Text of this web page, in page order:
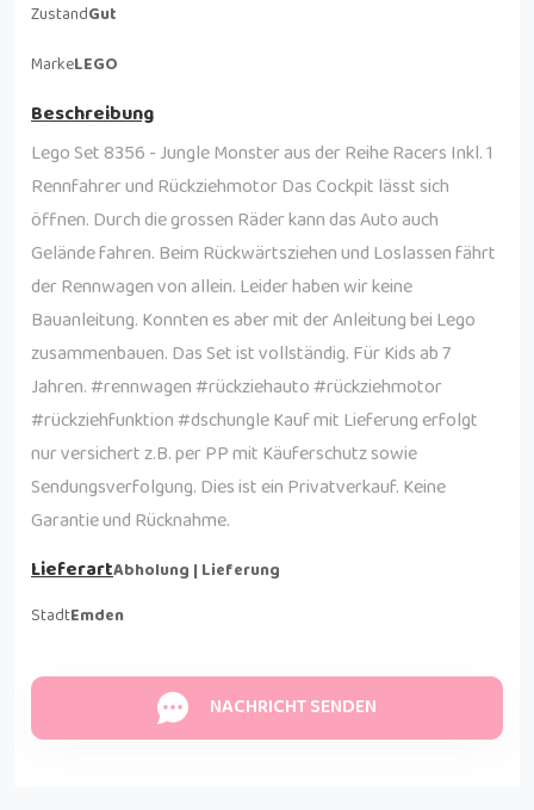
ZustandGut
MarkeLEGO
Beschreibung
Lego Set 8356 - Jungle Monster aus der Reihe Racers Inkl. 1
Rennfahrer und Rückziehmotor Das Cockpit lässt sich
öffnen. Durch die grossen Räder kann das Auto auch
Gelände fahren. Beim Rückwärtsziehen und Loslassen fährt
der Rennwagen von allein. Leider haben wir keine
Bauanleitung. Konnten es aber mit der Anleitung bei Lego
zusammenbauen. Das Set ist vollständig. Für Kids ab 7
Jahren. #rennwagen #rückziehauto #rückziehmotor
#rückziehfunktion #dschungle Kauf mit Lieferung erfolgt
nur versichert z.B. per PP mit Käuferschutz sowie
Sendungsverfolgung. Dies ist ein Privatverkauf. Keine
Garantie und Rücknahme.
LieferartAbholung | Lieferung
StadtEmden
NACHRICHT SENDEN